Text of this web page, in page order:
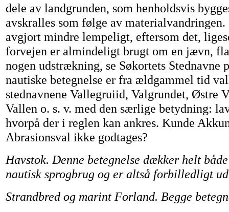
dele av landgrunden, som henholdsvis
avskralles som følge av
avgjort mindre lempeligt, eftersom det,
forvejen er almindeligt brugt om en jævn,
nogen udstrækning, se Søkortets Stednavne
nautiske betegnelse er fra ældgammel tid
stednavnene Vallegruiid, Valgrundet, Østre
Vallen o. s. v. med den særlige betydning:
hvorpå der i reglen kan ankres. Kunde
Abrasionsval ikke godtages?
Havstok. Denne betegnelse dækker helt
nautisk sprogbrug og er altså forbilledligt
Strandbred og marint Forland. Begge